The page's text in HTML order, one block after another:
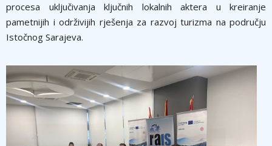
procesa uključivanja ključnih lokalnih aktera u kreiranje
pametnijih i održivijih rješenja za razvoj turizma na području
Istočnog Sarajeva.